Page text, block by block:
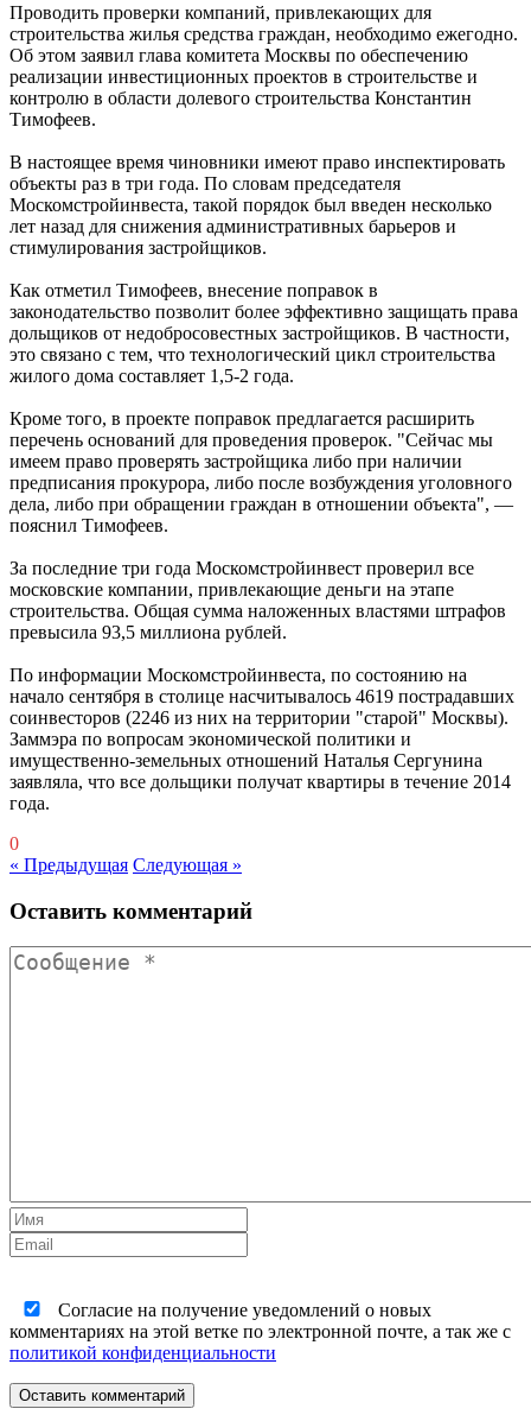
Проводить проверки компаний, привлекающих для
строительства жилья средства граждан, необходимо ежегодно.
Об этом заявил глава комитета Москвы по обеспечению
реализации инвестиционных проектов в строительстве и
контролю в области долевого строительства Константин
Тимофеев.
В настоящее время чиновники имеют право инспектировать
объекты раз в три года. По словам председателя
Москомстройинвеста, такой порядок был введен несколько
лет назад для снижения административных барьеров и
стимулирования застройщиков.
Как отметил Тимофеев, внесение поправок в
законодательство позволит более эффективно защищать права
дольщиков от недобросовестных застройщиков. В частности,
это связано с тем, что технологический цикл строительства
жилого дома составляет 1,5-2 года.
Кроме того, в проекте поправок предлагается расширить
перечень оснований для проведения проверок. "Сейчас мы
имеем право проверять застройщика либо при наличии
предписания прокурора, либо после возбуждения уголовного
дела, либо при обращении граждан в отношении объекта", —
пояснил Тимофеев.
За последние три года Москомстройинвест проверил все
московские компании, привлекающие деньги на этапе
строительства. Общая сумма наложенных властями штрафов
превысила 93,5 миллиона рублей.
По информации Москомстройинвеста, по состоянию на
начало сентября в столице насчитывалось 4619 пострадавших
соинвесторов (2246 из них на территории "старой" Москвы).
Заммэра по вопросам экономической политики и
имущественно-земельных отношений Наталья Сергунина
заявляла, что все дольщики получат квартиры в течение 2014
года.
0
« Предыдущая Следующая »
Оставить комментарий
Согласие на получение уведомлений о новых
комментариях на этой ветке по электронной почте, а так же с
политикой конфиденциальности
Оставить комментарий